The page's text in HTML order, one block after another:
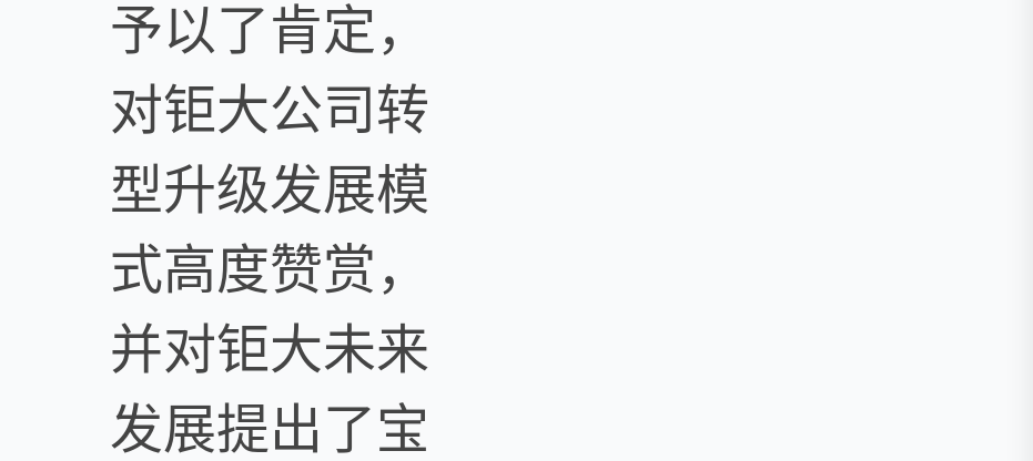
予以了肯定，
对钜大公司转
型升级发展模
式高度赞赏，
并对钜大未来
发展提出了宝